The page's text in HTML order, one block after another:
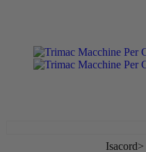
Isacord>